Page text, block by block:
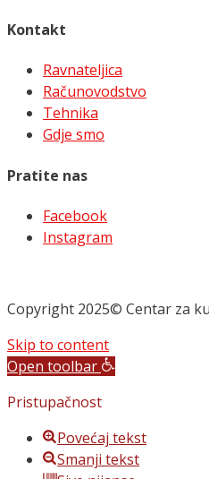
Kontakt
Ravnateljica
Računovodstvo
Tehnika
Gdje smo
Pratite nas
Facebook
Instagram
Copyright 2025© Centar za
Skip to content
Open toolbar
Pristupačnost
Povećaj tekst
Smanji tekst